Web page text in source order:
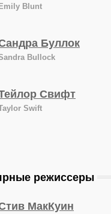
Emily Blunt
Буллок
Bullock
Свифт
Swift
режиссеры
МакКуин